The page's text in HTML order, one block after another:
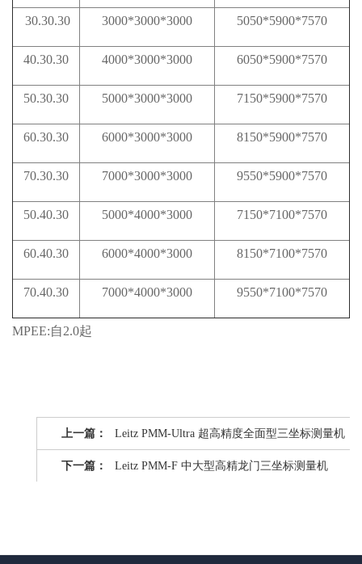
30.30.30 3000*3000*3000 5050*5900*7570
40.30.30 4000*3000*3000 6050*5900*7570
50.30.30 5000*3000*3000 7150*5900*7570
60.30.30 6000*3000*3000 8150*5900*7570
70.30.30 7000*3000*3000 9550*5900*7570
50.40.30 5000*4000*3000 7150*7100*7570
60.40.30 6000*4000*3000 8150*7100*7570
70.40.30 7000*4000*3000 9550*7100*7570
MPEE:自2.0起
上一篇： Leitz PMM-Ultra 超高精度全面型三坐标测量机
下一篇： Leitz PMM-F 中大型高精龙门三坐标测量机